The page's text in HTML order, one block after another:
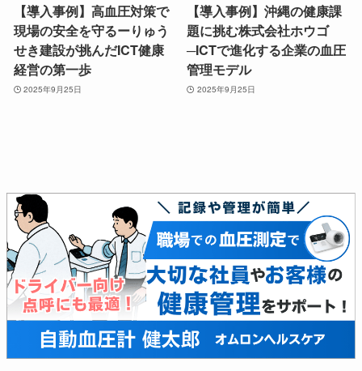
【導入事例】高血圧対策で
現場の安全を守るーりゅう
せき建設が挑んだICT健康
経営の第一歩
2025年9月25日
【導入事例】沖縄の健康課
題に挑む株式会社ホウゴ
─ICTで進化する企業の血圧
管理モデル
2025年9月25日